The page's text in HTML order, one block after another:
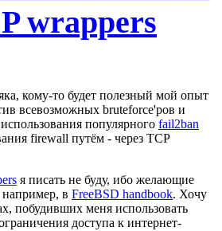
wrappers
кому-то будет полезный мой опыт
всевозможных bruteforce'ров и
популярного fail2ban
firewall путём - через TCP
я писать не буду, ибо желающие
в FreeBSD handbook. Хочу
побудивших меня использовать
доступа к интернет-